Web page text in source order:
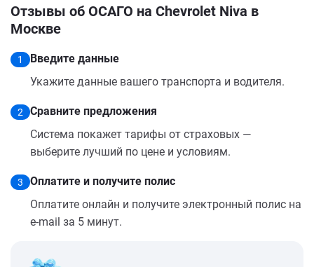
Отзывы об ОСАГО на Chevrolet Niva в
Москве
1
Введите данные
Укажите данные вашего транспорта и водителя.
2
Сравните предложения
Система покажет тарифы от страховых —
выберите лучший по цене и условиям.
3
Оплатите и получите полис
Оплатите онлайн и получите электронный полис на
e-mail за 5 минут.